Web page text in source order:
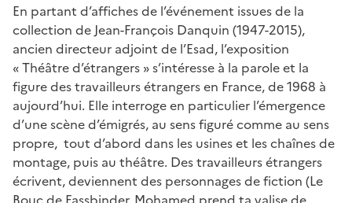
En partant d’affiches de l’événement issues de la
collection de Jean-François Danquin (1947-2015),
ancien directeur adjoint de l’Esad, l’exposition
« Théâtre d’étrangers » s’intéresse à la parole et la
figure des travailleurs étrangers en France, de 1968 à
aujourd’hui. Elle interroge en particulier l’émergence
d’une scène d’émigrés, au sens figuré comme au sens
propre, tout d’abord dans les usines et les chaînes de
montage, puis au théâtre. Des travailleurs étrangers
écrivent, deviennent des personnages de fiction (Le